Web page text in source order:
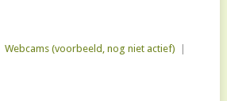
Webcams (voorbeeld, nog niet actief)